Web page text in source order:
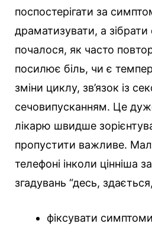
поспостерігати за
драматизувати, а
почалося, як часто
посилює біль, чи є
зміни циклу, зв’язок із
сечовипусканням. Це
лікарю швидше
пропустити важливе.
телефоні інколи цінніша
згадувань “десь,
фіксувати симптоми